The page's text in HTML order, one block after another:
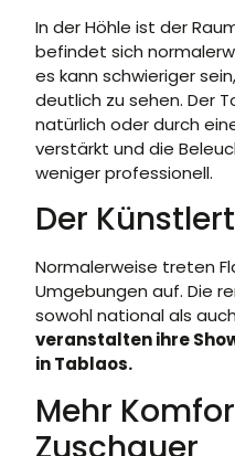
In der Höhle ist der
befindet sich
es kann schwieriger
deutlich zu sehen. Der
natürlich oder durch
verstärkt und die
weniger professionell.
Der
Normalerweise treten
Umgebungen auf. Die
sowohl national als
veranstalten ihre
in Tablaos.
Mehr
Zuschauer